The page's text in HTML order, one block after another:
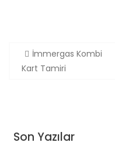
d
İmmergas Kombi
Kart Tamiri
Son Yazılar